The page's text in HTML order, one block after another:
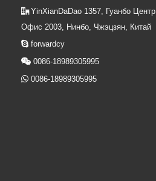
YinXianDaDao 1357, Гуанбо Центр
Офис 2003, Нинбо, Чжэцзян, Китай
 forwardcy
 0086-18989305995
 0086-18989305995